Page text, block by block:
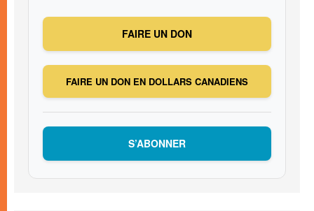
FAIRE UN DON
FAIRE UN DON EN DOLLARS CANADIENS
S’ABONNER